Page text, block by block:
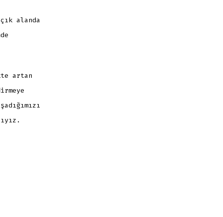
alanda
artan